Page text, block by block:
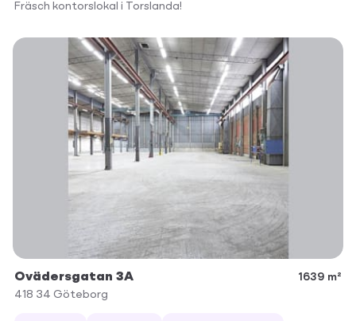
Fräsch kontorslokal i Torslanda!
Ovädersgatan 3A
1639 m²
418 34 Göteborg